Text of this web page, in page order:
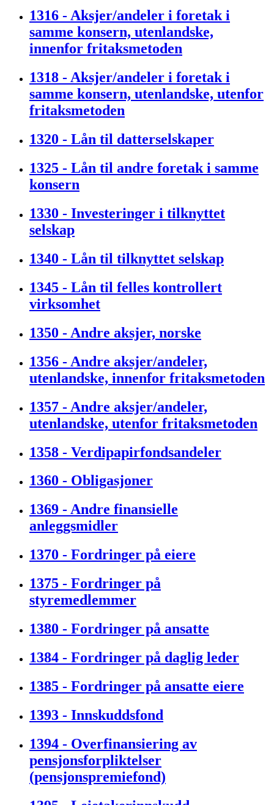
1316 - Aksjer/andeler i foretak i
samme konsern, utenlandske,
innenfor fritaksmetoden
1318 - Aksjer/andeler i foretak i
samme konsern, utenlandske, utenfor
fritaksmetoden
1320 - Lån til datterselskaper
1325 - Lån til andre foretak i samme
konsern
1330 - Investeringer i tilknyttet
selskap
1340 - Lån til tilknyttet selskap
1345 - Lån til felles kontrollert
virksomhet
1350 - Andre aksjer, norske
1356 - Andre aksjer/andeler,
utenlandske, innenfor fritaksmetoden
1357 - Andre aksjer/andeler,
utenlandske, utenfor fritaksmetoden
1358 - Verdipapirfondsandeler
1360 - Obligasjoner
1369 - Andre finansielle
anleggsmidler
1370 - Fordringer på eiere
1375 - Fordringer på
styremedlemmer
1380 - Fordringer på ansatte
1384 - Fordringer på daglig leder
1385 - Fordringer på ansatte eiere
1393 - Innskuddsfond
1394 - Overfinansiering av
pensjonsforpliktelser
(pensjonspremiefond)